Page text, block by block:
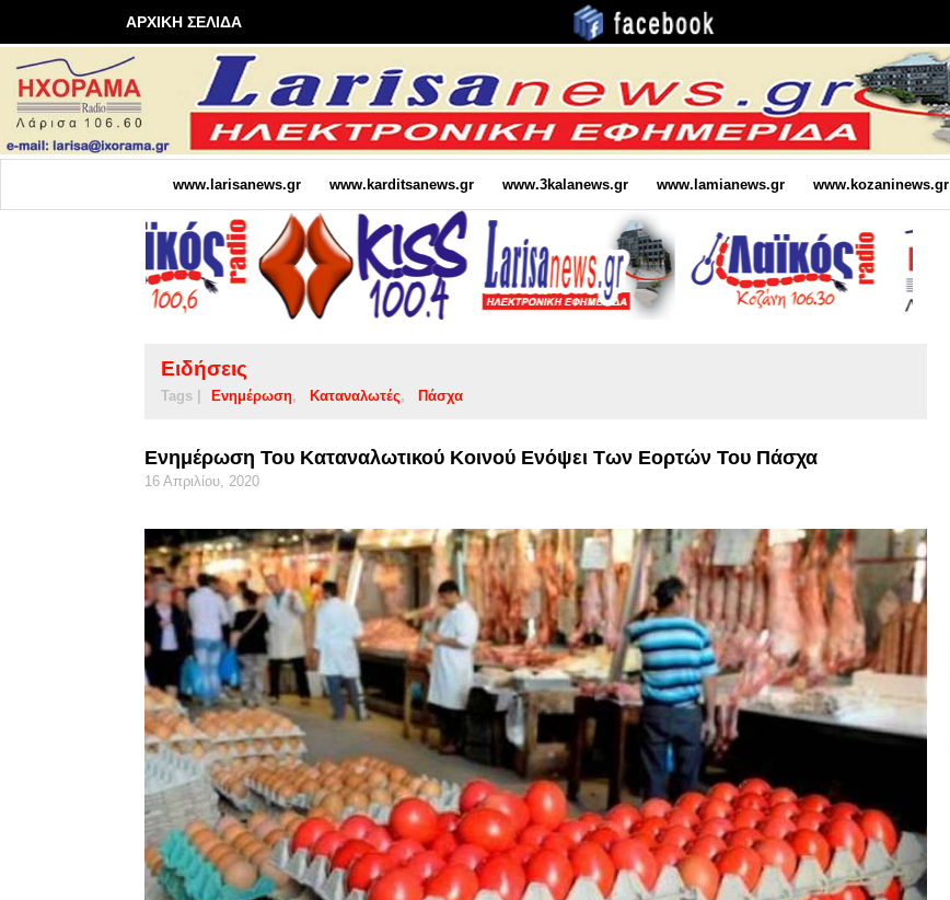
ΑΡΧΙΚΗ ΣΕΛΙΔΑ
www.larisanews.gr www.karditsanews.gr www.3kalanews.gr www.lamianews.gr www.kozaninews.gr
Ειδήσεις
Tags | Ενημέρωση Καταναλωτές Πάσχα
Ενημέρωση Του Καταναλωτικού Κοινού Ενόψει Των Εορτών Του Πάσχα
16 Απριλίου, 2020